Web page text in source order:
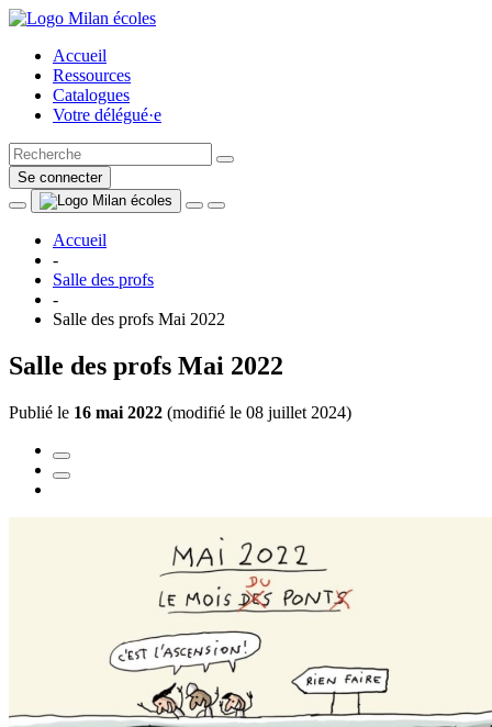
Accueil
Ressources
Catalogues
Votre délégué·e
Se connecter
Accueil
-
Salle des profs
-
Salle des profs Mai 2022
Salle des profs Mai 2022
Publié le 16 mai 2022 (modifié le 08 juillet 2024)